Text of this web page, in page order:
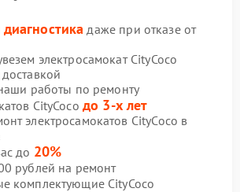
даже при отказе от
электросамокат CityCoco
работы по ремонту
CityCoco до 3-х лет
электросамокатов CityCoco в
до 20%
рублей на ремонт
комплектующие CityCoco